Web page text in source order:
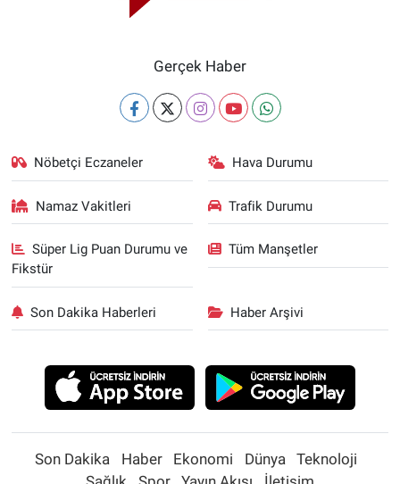
Gerçek Haber
Nöbetçi Eczaneler Hava Durumu
Namaz Vakitleri Trafik Durumu
Süper Lig Puan Durumu ve
Fikstür
Tüm Manşetler
Son Dakika Haberleri Haber Arşivi
Son Dakika Haber Ekonomi Dünya
Teknoloji